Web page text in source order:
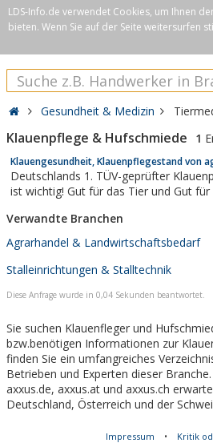
LDS-Info.de verwendet Cookies, um Ihnen
bieten. Wenn Sie auf der Seite weitersurfen
Gesundheit & Medizin
Klauenpflege & Hufschmiede 1
Klauengesundheit, Klauenpflegestand von
Deutschlands 1. TÜV-geprüfter
ist wichtig! Gut für das Tier und Gut
Verwandte Branchen
Agrarhandel & Landwirtschaftsbedarf
Stalleinrichtungen & Stalltechnik
Diese Anfrage wurde in 0,04 Sekunden beantwortet.
Sie suchen Klauenfleger und
bzw.benötigen Informationen zur
finden Sie ein umfangreiches
Betrieben und Experten dieser
axxus.de, axxus.at und axxus.ch
Deutschland, Österreich und der
Impressum • Kritik